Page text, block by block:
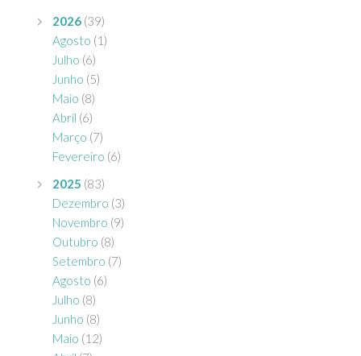
2026 (39)
Agosto (1)
Julho (6)
Junho (5)
Maio (8)
Abril (6)
Março (7)
Fevereiro (6)
2025 (83)
Dezembro (3)
Novembro (9)
Outubro (8)
Setembro (7)
Agosto (6)
Julho (8)
Junho (8)
Maio (12)